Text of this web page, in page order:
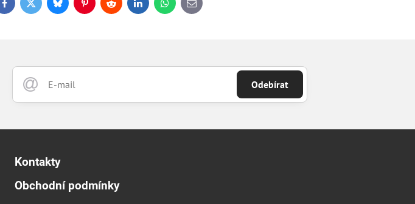
FacebookTwitterBlueskyPinterestRedditLinkedInWhatsApp
E-
mail
Odebírat
Kontakty
Obchodní podmínky